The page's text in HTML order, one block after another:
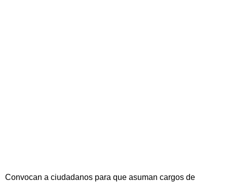
Convocan a ciudadanos para que asuman cargos de